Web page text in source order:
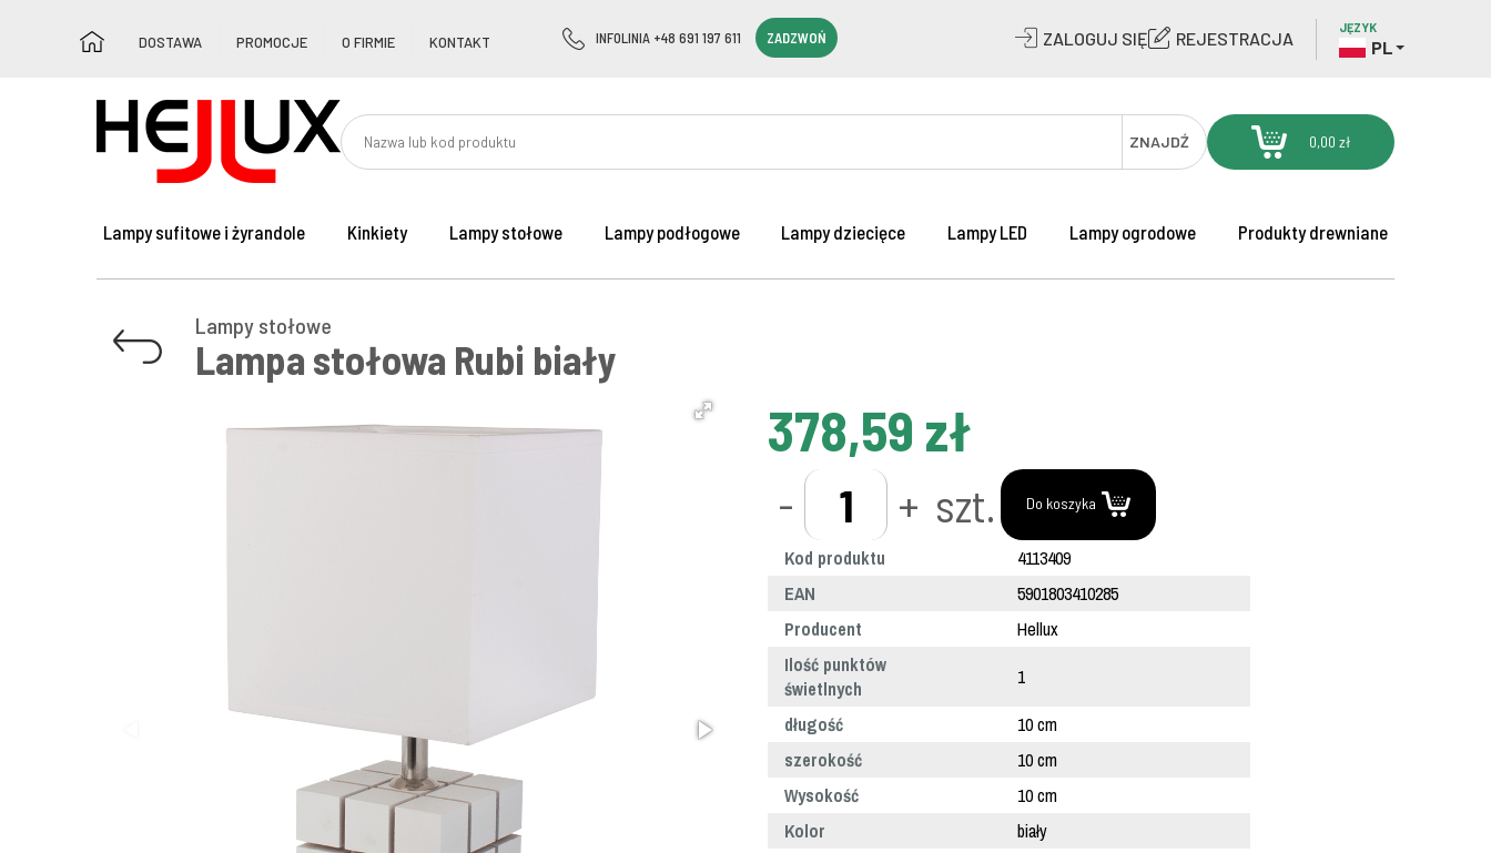
DOSTAWA PROMOCJE O FIRMIE KONTAKT INFOLINIA +48 691 197 611 ZADZWOŃ ZALOGUJ SIĘ REJESTRACJA
JĘZYK
PL
ZNAJDŹ 0,00 zł
Lampy sufitowe i żyrandole Kinkiety Lampy stołowe Lampy podłogowe Lampy dziecięce Lampy LED Lampy ogrodowe Produkty drewniane
Lampy stołowe
Lampa stołowa Rubi biały
378,59 zł
- + szt. Do koszyka
Kod produktu
4113409
EAN
5901803410285
Producent
Hellux
Ilość punktów
świetlnych
1
długość
10 cm
szerokość
10 cm
Wysokość
10 cm
Kolor
biały